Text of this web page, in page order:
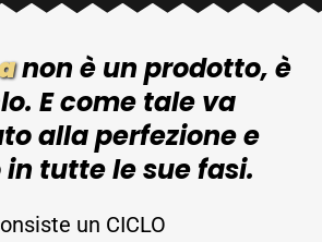
non è un prodotto, è
E come tale va
alla perfezione e
tutte le sue fasi.
un CICLO